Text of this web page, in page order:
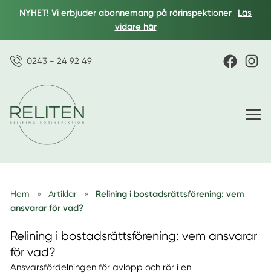
NYHET! Vi erbjuder abonnemang på rörinspektioner
Läs
vidare här
0243 - 24 92 49
Hem » Artiklar »
Relining i bostadsrättsförening: vem
ansvarar för vad?
Relining i bostadsrättsförening: vem ansvarar
för vad?
Ansvarsfördelningen för avlopp och rör i en